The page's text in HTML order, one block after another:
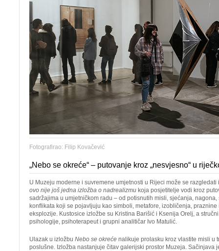
Fotografirao: Filip Kovačević
„Nebo se okreće“ – putovanje kroz „nesvjesno“ u
U Muzeju moderne i suvremene umjetnosti u Rijeci može se
ovo nije još jedna izložba o nadrealizmu koja posjetitelje vodi kroz
sadržajima u umjetničkom radu – od potisnutih misli, sjećanja,
konflikata koji se pojavljuju kao simboli, metafore, izobličenja,
eksplozije. Kustosice izložbe su Kristina Barišić i Ksenija Orelj, a
psihologije, psihoterapeut i grupni analitičar Ivo Matulić.
Ulazak u izložbu Nebo se okreće nalikuje prolasku kroz vlastite misli u
poslušne. Izložba nastanjuje čitav galerijski prostor Muzeja. Sačinjava